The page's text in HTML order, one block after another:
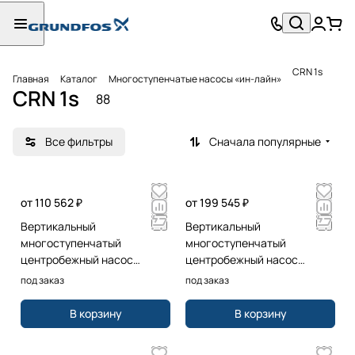
Главная Каталог Многоступенчатые насосы «ин-лайн» CRN 1s
CRN 1s 88
Все фильтры Сначала популярные
от 110 562 ₽
Вертикальный
многоступенчатый
центробежный насос
Grundfos CRN1S-6 A-P-G-E-
под заказ
В корзину
от 199 545 ₽
Вертикальный
многоступенчатый
центробежный насос
Grundfos CRN1S-25 A-FGJ-G-
под заказ
В корзину